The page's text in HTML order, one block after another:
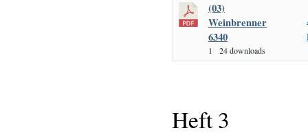
(03)
Weinbrenner
6340
1 24 downloads
Heft 3